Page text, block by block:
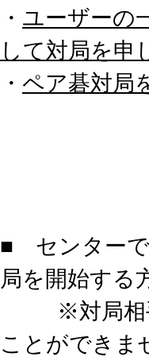
・ ユーザーの
して対局を申
・ ペア碁対局
■ センターで
局を開始する
※対局相手
ことができま